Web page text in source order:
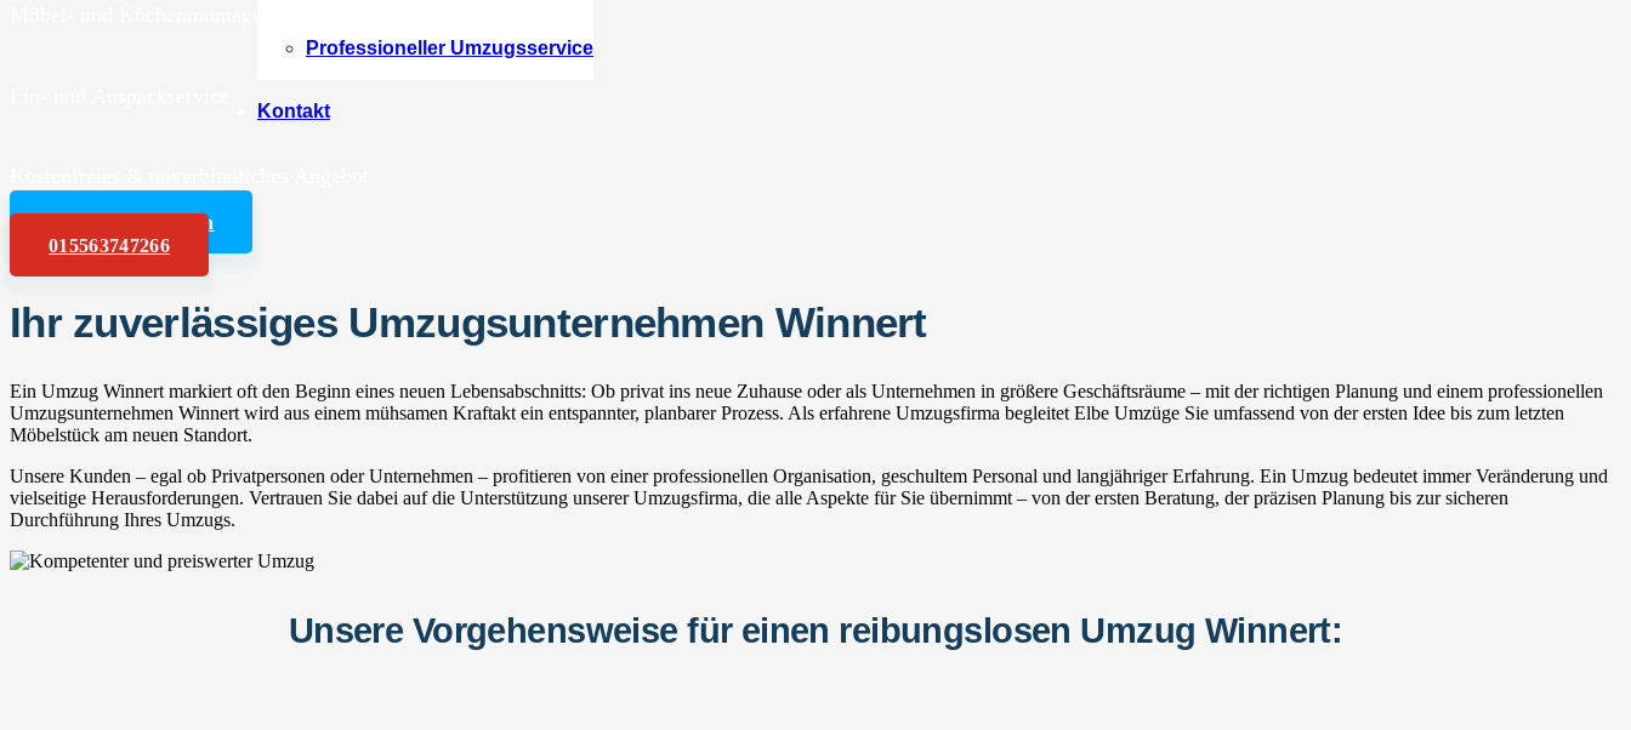
Professioneller Umzugsservice
Kontakt
Angebot anfordern
015563747266
Ihr zuverlässiges Umzugsunternehmen Winnert
Ein Umzug Winnert markiert oft den Beginn eines neuen Lebensabschnitts: Ob privat ins neue Zuhause oder als Unternehmen in größere Geschäftsräume – mit der richtigen Planung und einem professionellen
Umzugsunternehmen Winnert wird aus einem mühsamen Kraftakt ein entspannter, planbarer Prozess. Als erfahrene Umzugsfirma begleitet Elbe Umzüge Sie umfassend von der ersten Idee bis zum letzten
Möbelstück am neuen Standort.
Unsere Kunden – egal ob Privatpersonen oder Unternehmen – profitieren von einer professionellen Organisation, geschultem Personal und langjähriger Erfahrung. Ein Umzug bedeutet immer Veränderung und
vielseitige Herausforderungen. Vertrauen Sie dabei auf die Unterstützung unserer Umzugsfirma, die alle Aspekte für Sie übernimmt – von der ersten Beratung, der präzisen Planung bis zur sicheren
Durchführung Ihres Umzugs.
Unsere Vorgehensweise für einen reibungslosen Umzug Winnert: